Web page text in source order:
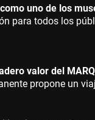
uno de los
para todos los
valor del
propone un